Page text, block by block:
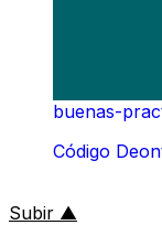
buenas-
Código
Subir ▲